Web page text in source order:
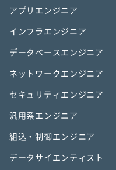
アプリエンジニア
インフラエンジニア
データベースエンジニア
ネットワークエンジニア
セキュリティエンジニア
汎用系エンジニア
組込・制御エンジニア
データサイエンティスト